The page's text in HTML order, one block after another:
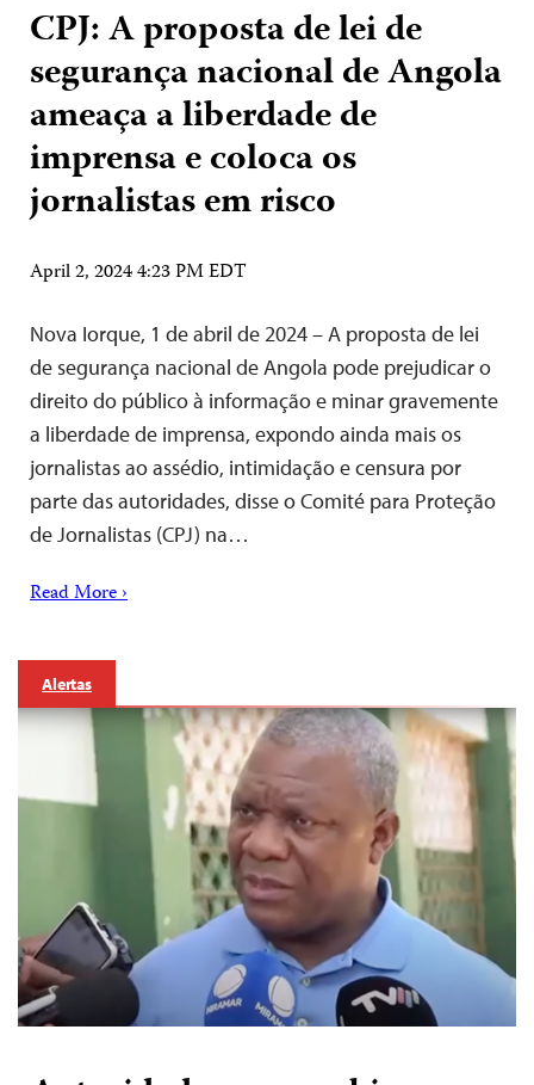
CPJ: A proposta de lei de
segurança nacional de Angola
ameaça a liberdade de
imprensa e coloca os
jornalistas em risco
April 2, 2024 4:23 PM EDT
Nova Iorque, 1 de abril de 2024 – A proposta de lei
de segurança nacional de Angola pode prejudicar o
direito do público à informação e minar gravemente
a liberdade de imprensa, expondo ainda mais os
jornalistas ao assédio, intimidação e censura por
parte das autoridades, disse o Comité para Proteção
de Jornalistas (CPJ) na…
Read More ›
Alertas